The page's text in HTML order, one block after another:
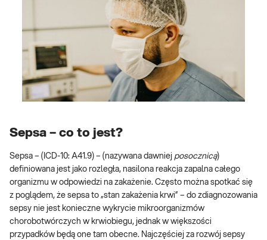
Sepsa – co to jest?
Sepsa – (ICD-10: A41.9) – (nazywana dawniej posocznicą)
definiowana jest jako rozległa, nasilona reakcja zapalna całego
organizmu w odpowiedzi na zakażenie. Często można spotkać się
z poglądem, że sepsa to „stan zakażenia krwi” – do zdiagnozowania
sepsy nie jest konieczne wykrycie mikroorganizmów
chorobotwórczych w krwiobiegu, jednak w większości
przypadków będą one tam obecne. Najczęściej za rozwój sepsy